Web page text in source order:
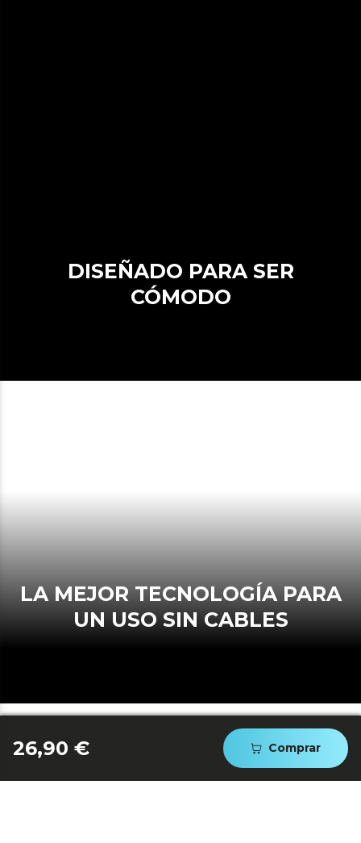
26,90 € Comprar
DISEÑADO PARA SER
CÓMODO
LA MEJOR TECNOLOGÍA PARA
UN USO SIN CABLES